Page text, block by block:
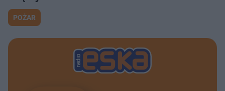
POŻAR